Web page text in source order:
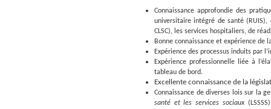
Connaissance approfondie des
universitaire intégré de santé (RUIS),
CLSC), les services hospitaliers, de
Bonne connaissance et expérience de
Expérience des processus induits par
Expérience professionnelle liée à
tableau de bord.
Excellente connaissance de la
Connaissance de diverses lois sur la
santé et les services sociaux